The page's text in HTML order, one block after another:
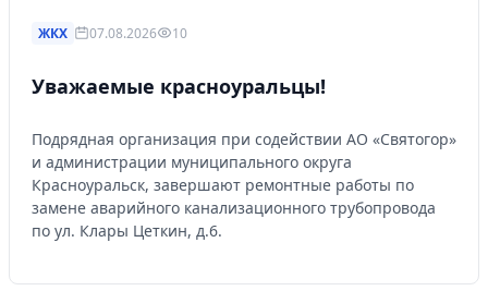
ЖКХ 07.08.2026 10
Уважаемые красноуральцы!
Подрядная организация при содействии АО «Святогор»
и администрации муниципального округа
Красноуральск, завершают ремонтные работы по
замене аварийного канализационного трубопровода
по ул. Клары Цеткин, д.6.